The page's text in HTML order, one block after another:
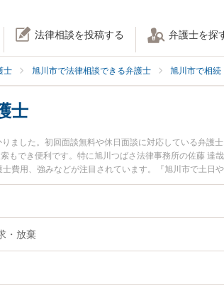
法律相談を投稿する 弁護士を探
士 旭川市で法律相談できる弁護士 旭川市で相続
士
ました。初回面談無料や休日面談に対応している弁護
もでき便利です。特に旭川つばさ法律事務所の佐藤 達
費用、強みなどが注目されています。『旭川市で土日
検索したい』『初回相談無料で遺留分を法律相談でき
・放棄